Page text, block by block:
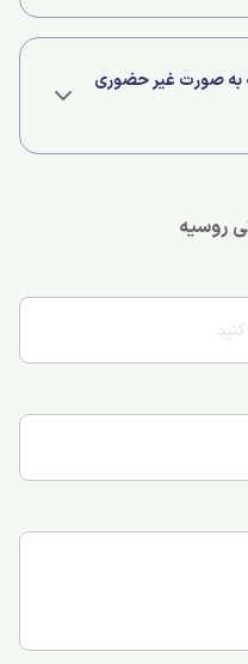
یا روسیه ای کافی است.
به صورت غیر حضوری
روسیه